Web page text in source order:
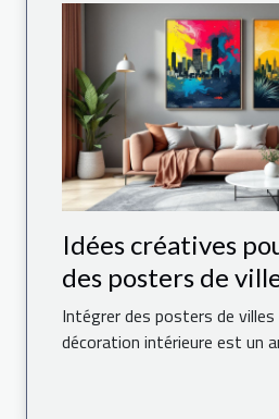
Idées créatives
des posters de
espace moderne
Intégrer des posters de villes
décoration intérieure est un